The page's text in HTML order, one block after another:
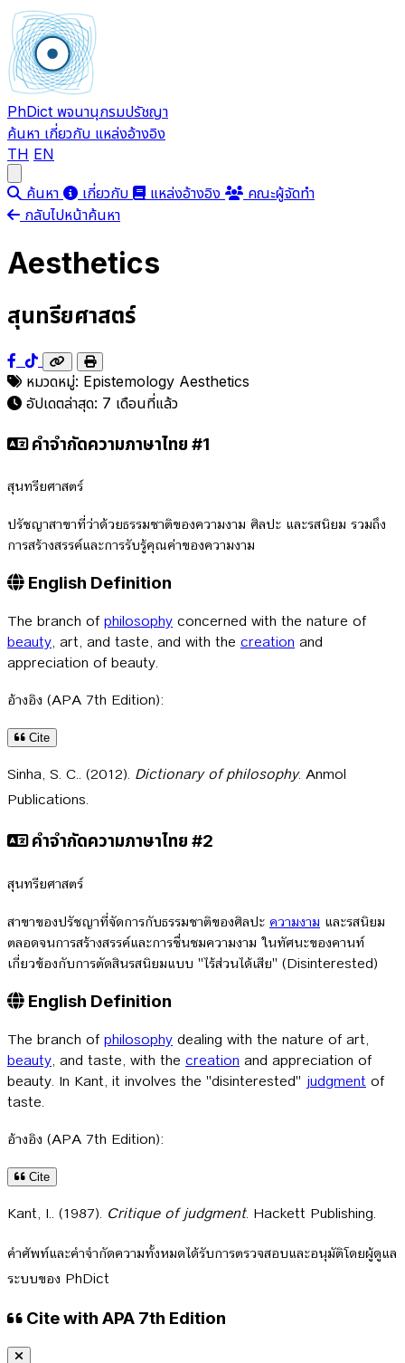
PhDict พจนานุกรมปรัชญา
ค้นหา เกี่ยวกับ แหล่งอ้างอิง
TH EN
ค้นหา เกี่ยวกับ แหล่งอ้างอิง
คณะผู้จัดทำ
กลับไปหน้าค้นหา
Aesthetics
สุนทรียศาสตร์
หมวดหมู่: Epistemology Aesthetics
อัปเดตล่าสุด: 7 เดือนที่แล้ว
คำจำกัดความภาษาไทย #1
สุนทรียศาสตร์
ปรัชญาสาขาที่ว่าด้วยธรรมชาติของความงาม ศิลปะ และรสนิยม รวมถึง
การสร้างสรรค์และการรับรู้คุณค่าของความงาม
English Definition
The branch ofphilosophy concerned with the nature of
beauty, art, and taste, and with the creation and
appreciation of beauty.
อ้างอิง (APA 7th Edition):
Cite
Sinha, S. C.. (2012). Dictionary of philosophy. Anmol
Publications.
คำจำกัดความภาษาไทย #2
สุนทรียศาสตร์
สาขาของปรัชญาที่จัดการกับธรรมชาติของศิลปะ ความงาม และรสนิยม
ตลอดจนการสร้างสรรค์และการชื่นชมความงาม ในทัศนะของคานท์
เกี่ยวข้องกับการตัดสินรสนิยมแบบ "ไร้ส่วนได้เสีย" (Disinterested)
English Definition
The branch ofphilosophy dealing with the nature of art,
beauty, and taste, with the creation and appreciation of
beauty. In Kant, it involves the "disinterested" judgment of
taste.
อ้างอิง (APA 7th Edition):
Cite
Kant, I.. (1987). Critique of judgment. Hackett Publishing.
คำศัพท์และคำจำกัดความทั้งหมดได้รับการตรวจสอบและอนุมัติโดยผู้ดูแล
ระบบของ PhDict
Cite with APA 7th Edition